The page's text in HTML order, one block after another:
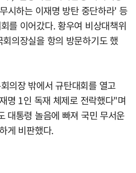
시하는 이재명 방탄 중단하라' 등
를 이어갔다. 황우여 비상대책위
의장실을 항의 방문하기도 했
의장 밖에서 규탄대회를 열고
명 1인 독재 체제로 전락했다"며
대통령 놀음에 빠져 국민 무서운
게 비판했다.